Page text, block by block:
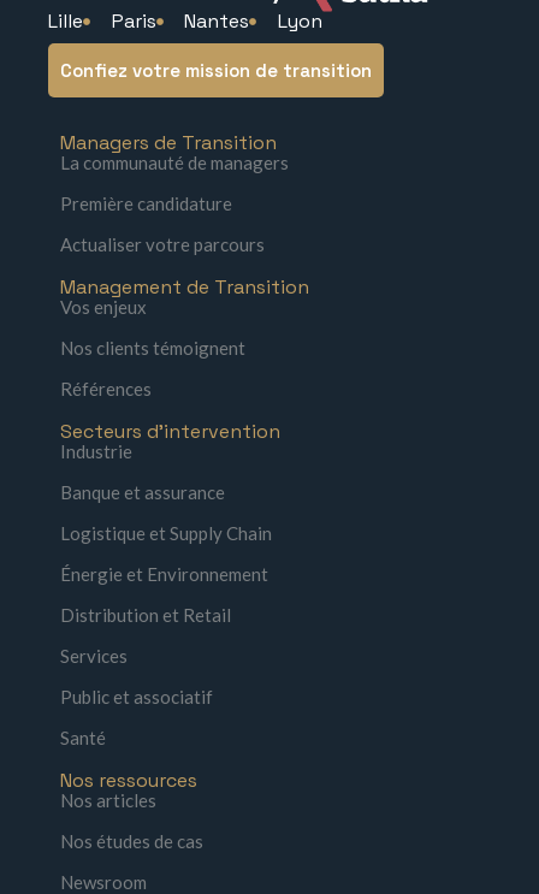
Lille Paris Nantes Lyon
Confiez votre mission de transition
Managers de Transition
La communauté de managers
Première candidature
Actualiser votre parcours
Management de Transition
Vos enjeux
Nos clients témoignent
Références
Secteurs d'intervention
Industrie
Banque et assurance
Logistique et Supply Chain
Énergie et Environnement
Distribution et Retail
Services
Public et associatif
Santé
Nos ressources
Nos articles
Nos études de cas
Newsroom